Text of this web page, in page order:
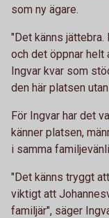
som ny ägare.
"Det känns
och det öppnar helt
Ingvar kvar som
den här platsen
För Ingvar har det
känner platsen,
i samma
"Det känns tryggt
viktigt att
familjär", säger